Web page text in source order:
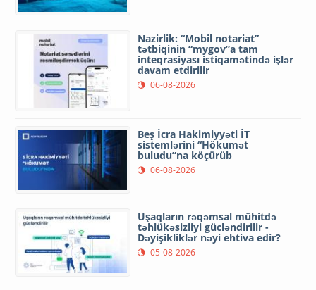
Nazirlik: “Mobil notariat”
tətbiqinin “mygov”a tam
inteqrasiyası istiqamətində işlər
davam etdirilir
06-08-2026
Beş İcra Hakimiyyəti İT
sistemlərini “Hökumət
buludu”na köçürüb
06-08-2026
Uşaqların rəqəmsal mühitdə
təhlükəsizliyi gücləndirilir -
Dəyişikliklər nəyi ehtiva edir?
05-08-2026